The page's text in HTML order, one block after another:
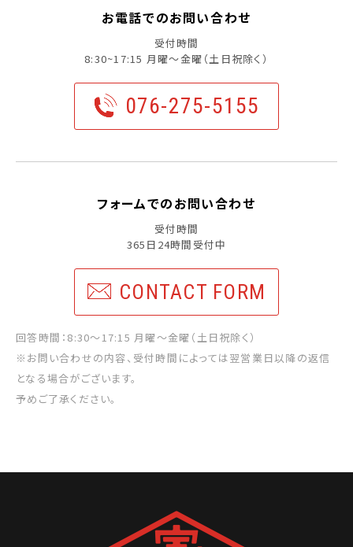
お電話でのお問い合わせ
受付時間
8:30~17:15 月曜〜金曜（土日祝除く）
076-275-5155
フォームでのお問い合わせ
受付時間
365日24時間受付中
CONTACT FORM
回答時間：8:30〜17:15 月曜〜金曜（土日祝除く）
※お問い合わせの内容、受付時間によっては翌営業日以降の返信
となる場合がございます。
予めご了承ください。